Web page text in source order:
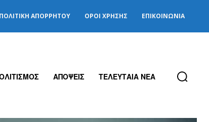
ΠΟΛΙΤΙΚΉ ΑΠΟΡΡΉΤΟΥ ΌΡΟΙ ΧΡΉΣΗΣ ΕΠΙΚΟΙΝΩΝΊΑ
ΑΠΟΨΕΙΣ ΤΕΛΕΥΤΑΙΑ ΝΕΑ